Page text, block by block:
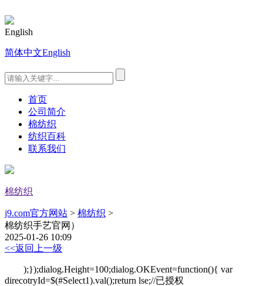
English
简体中文English
首页
公司简介
棉纺织
纺织百科
联系我们
棉纺织
j9.com官方网站 > 棉纺织 >
棉纺织手艺官网）
2025-01-26 10:09
<<返回上一级
);});dialog.Height=100;dialog.OKEvent=function(){ var
direcotryId=$(#Select1).val();return lse;//已授权